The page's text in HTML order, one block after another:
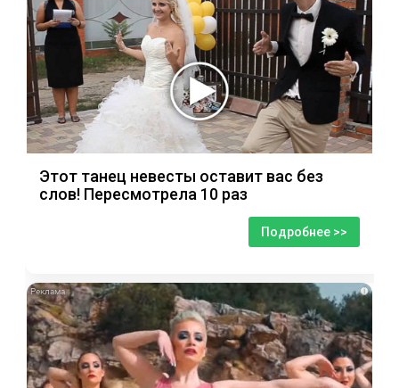
Этот танец невесты оставит вас без
слов! Пересмотрела 10 раз
Подробнее >>
i